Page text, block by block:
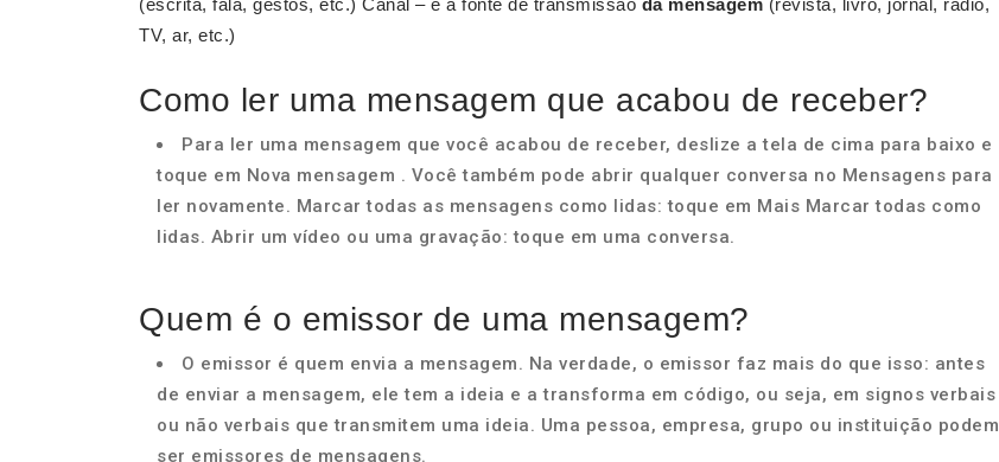
(escrita, fala, gestos, etc.) Canal – é a fonte de transmissão da mensagem (revista, livro, jornal, rádio,
TV, ar, etc.)
Como ler uma mensagem que acabou de receber?
Para ler uma mensagem que você acabou de receber, deslize a tela de cima para baixo e
toque em Nova mensagem . Você também pode abrir qualquer conversa no Mensagens para
ler novamente. Marcar todas as mensagens como lidas: toque em Mais Marcar todas como
lidas. Abrir um vídeo ou uma gravação: toque em uma conversa.
Quem é o emissor de uma mensagem?
O emissor é quem envia a mensagem. Na verdade, o emissor faz mais do que isso: antes
de enviar a mensagem, ele tem a ideia e a transforma em código, ou seja, em signos verbais
ou não verbais que transmitem uma ideia. Uma pessoa, empresa, grupo ou instituição podem
ser emissores de mensagens.